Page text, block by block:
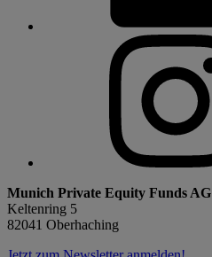
Munich Private Equity Funds AG
Keltenring 5
82041 Oberhaching